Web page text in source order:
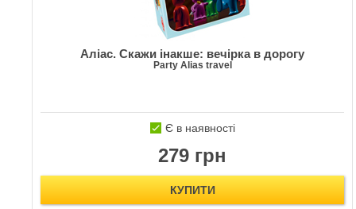
Аліас. Скажи інакше: вечірка в дорогу
Party Alias travel
Є в наявності
279 грн
КУПИТИ